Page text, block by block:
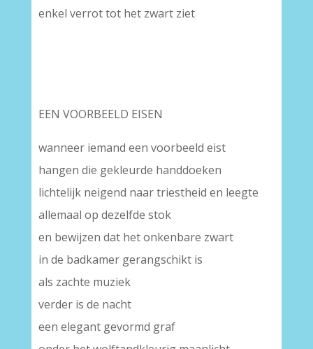
enkel verrot tot het zwart ziet
EEN VOORBEELD EISEN
wanneer iemand een voorbeeld eist
hangen die gekleurde handdoeken
lichtelijk neigend naar triestheid en leegte
allemaal op dezelfde stok
en bewijzen dat het onkenbare zwart
in de badkamer gerangschikt is
als zachte muziek
verder is de nacht
een elegant gevormd graf